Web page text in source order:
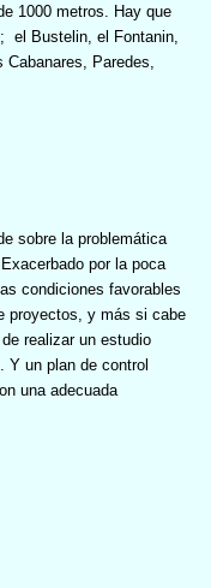
1000 metros. Hay que
el Bustelin, el Fontanin,
Paredes,
sobre la problemática
por la poca
condiciones favorables
proyectos, y más si cabe
realizar un estudio
Y un plan de control
una adecuada